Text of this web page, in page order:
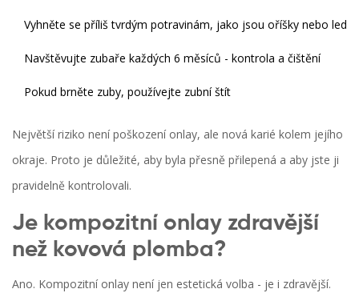
Vyhněte se příliš tvrdým potravinám, jako jsou oříšky nebo led
Navštěvujte zubaře každých 6 měsíců - kontrola a čištění
Pokud brněte zuby, používejte zubní štít
Největší riziko není poškození onlay, ale nová karié kolem jejího
okraje. Proto je důležité, aby byla přesně přilepená a aby jste ji
pravidelně kontrolovali.
Je kompozitní onlay zdravější
než kovová plomba?
Ano. Kompozitní onlay není jen estetická volba - je i zdravější.